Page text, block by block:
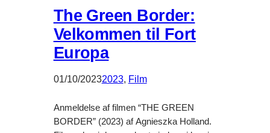
The Green Border:
Velkommen til Fort
Europa
01/10/20232023, Film
Anmeldelse af filmen “THE GREEN
BORDER” (2023) af Agnieszka Holland.